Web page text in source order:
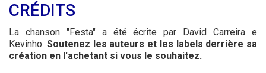
CRÉDITS
La chanson "Festa" a été écrite par David Carreira e
Kevinho. Soutenez les auteurs et les labels derrière sa
création en l'achetant si vous le souhaitez.